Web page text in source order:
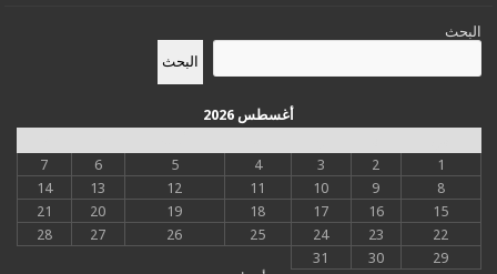
البحث
البحث
أغسطس 2026
1
2
3
4
5
6
7
8
9
10
11
12
13
14
15
16
17
18
19
20
21
22
23
24
25
26
27
28
29
30
31